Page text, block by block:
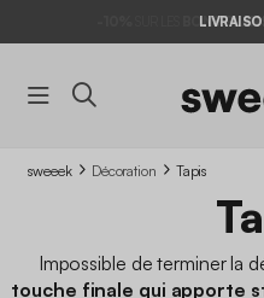
BONS
sweeek Décoration Tapis
Impossible de terminer la
touche finale qui apporte